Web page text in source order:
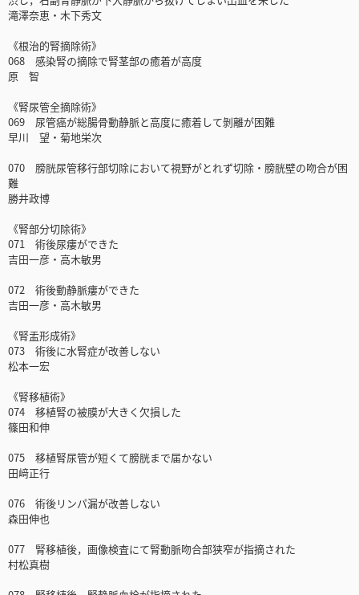
滝澤奈恵・木下秀文
《根治的腎摘除術》
068 感染腎の摘除で腎茎部の癒着が高度
原 智
《腎尿管全摘除術》
069 尿管癌が総腸骨動静脈と高度に癒着して剝離が困難
早川 望・菊地栄次
070 膀胱尿管移行部切除において視野がとれず切除・膀胱壁の吻合が困
難
勝井政博
《腎部分切除術》
071 術後尿瘻ができた
吉田一彦・高木敏男
072 術後動静脈瘻ができた
吉田一彦・高木敏男
《腎盂形成術》
073 術後に水腎症が改善しない
松本一宏
《腎移植術》
074 移植腎の被膜が大きく欠損した
篠田和伸
075 移植腎尿管が短くて膀胱まで届かない
田﨑正行
076 術後リンパ漏が改善しない
森田伸也
077 腎移植後，画像検査にて腎動脈吻合部狭窄が指摘された
村松真樹